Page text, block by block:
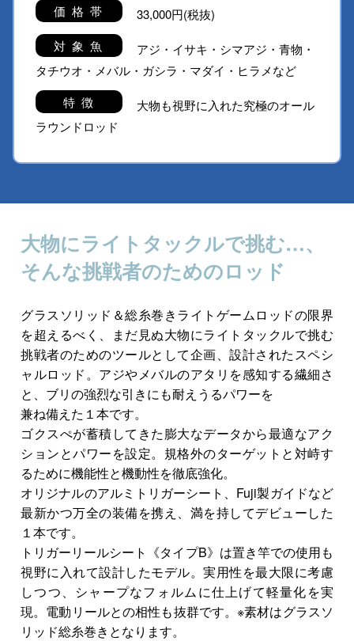
価 格 帯
33,000円(税抜)
対 象 魚
アジ・イサキ・シマアジ・青物・
タチウオ・メバル・ガシラ・マダイ・ヒラメなど
特 徴
大物も視野に入れた究極のオール
ラウンドロッド
大物にライトタックルで挑む…、
そんな挑戦者のためのロッド
グラスソリッド＆総糸巻きライトゲームロッドの限界
を超えるべく、まだ見ぬ大物にライトタックルで挑む
挑戦者のためのツールとして企画、設計されたスペシ
ャルロッド。アジやメバルのアタリを感知する繊細さ
と、ブリの強烈な引きにも耐えうるパワーを
兼ね備えた１本です。
ゴクスぺが蓄積してきた膨大なデータから最適なアク
ションとパワーを設定。規格外のターゲットと対峙す
るために機能性と機動性を徹底強化。
オリジナルのアルミトリガーシート、Fuji製ガイドなど
最新かつ万全の装備を携え、満を持してデビューした
１本です。
トリガーリールシート《タイプB》は置き竿での使用も
視野に入れて設計したモデル。実用性を最大限に考慮
しつつ、シャープなフォルムに仕上げて軽量化を実
現。電動リールとの相性も抜群です。※素材はグラスソ
リッド総糸巻きとなります。